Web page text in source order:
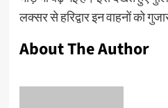
लक्सर से हरिद्वार इन वाहनों को
About The Author